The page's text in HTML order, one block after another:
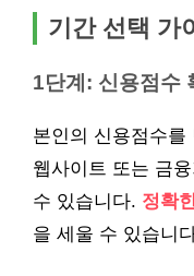
기간 선택 가
1단계: 신용점수
본인의 신용점수
웹사이트 또는 금
수 있습니다. 정확
을 세울 수 있습니